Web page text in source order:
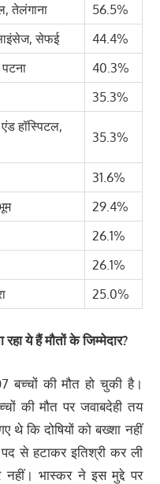
तेलंगाना
56.5%
सेफई
44.4%
40.3%
35.3%
हॉस्पिटल,
35.3%
31.6%
29.4%
26.1%
26.1%
25.0%
ये हैं मौतों के जिम्मेदार?
बच्चों की मौत हो चुकी है।
की मौत पर जवाबदेही तय
थे कि दोषियों को बख्शा नहीं
से हटाकर इतिश्री कर ली
भास्कर ने इस मुद्दे पर